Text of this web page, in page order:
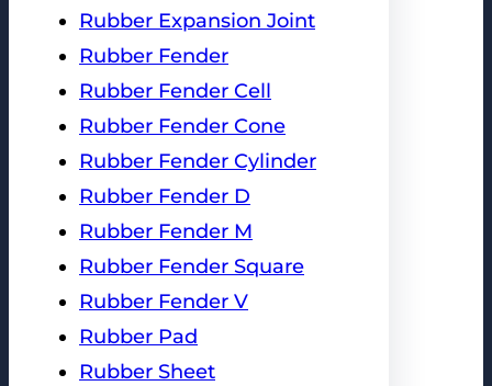
Rubber Expansion Joint
Rubber Fender
Rubber Fender Cell
Rubber Fender Cone
Rubber Fender Cylinder
Rubber Fender D
Rubber Fender M
Rubber Fender Square
Rubber Fender V
Rubber Pad
Rubber Sheet